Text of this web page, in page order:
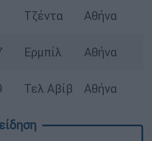
Τζέντα Αθήνα
Ερμπίλ Αθήνα
Τελ Αβίβ Αθήνα